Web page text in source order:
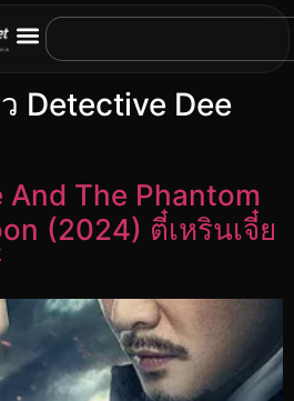
Detective Dee
And The Phantom
(2024) ตี๋เหรินเจี๋ย